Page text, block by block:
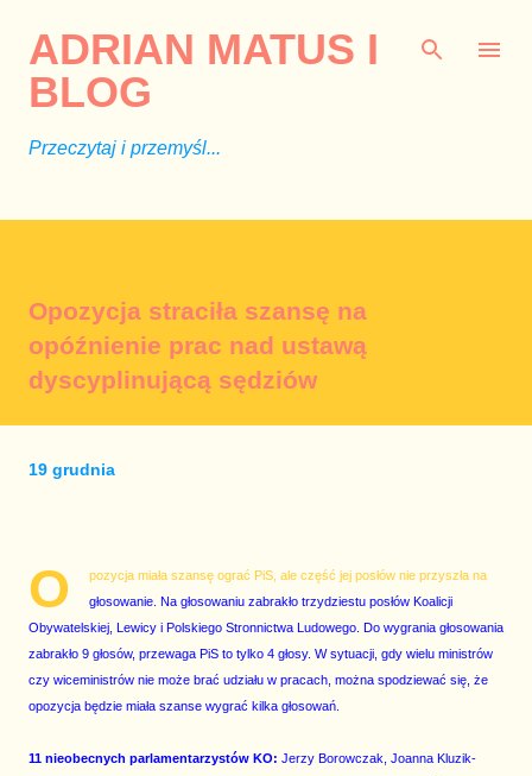
ADRIAN MATUS I
BLOG
Przeczytaj i przemyśl...
Opozycja straciła szansę na
opóźnienie prac nad ustawą
dyscyplinującą sędziów
19 grudnia
O
pozycja miała szansę ograć PiS, ale część jej posłów nie przyszła na
głosowanie. Na głosowaniu zabrakło trzydziestu posłów Koalicji
Obywatelskiej, Lewicy i Polskiego Stronnictwa Ludowego. Do wygrania głosowania
zabrakło 9 głosów, przewaga PiS to tylko 4 głosy. W sytuacji, gdy wielu ministrów
czy wiceministrów nie może brać udziału w pracach, można spodziewać się, że
opozycja będzie miała szanse wygrać kilka głosowań.
11 nieobecnych parlamentarzystów KO: Jerzy Borowczak, Joanna Kluzik-